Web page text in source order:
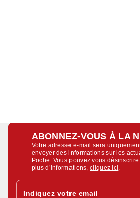
ABONNEZ-VOUS À LA
Votre adresse e-mail sera
envoyer des informations sur les
Poche. Vous pouvez vous
plus d’informations,cliquez ici
Indiquez votre email